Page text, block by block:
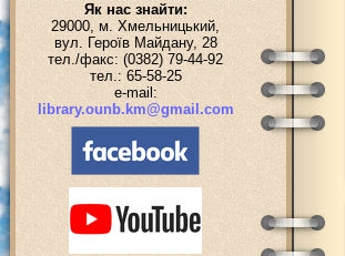
Як нас знайти:
29000, м. Хмельницький,
вул. Героїв Майдану, 28
тел./факс: (0382) 79-44-92
тел.: 65-58-25
e-mail:
library.ounb.km@gmail.com